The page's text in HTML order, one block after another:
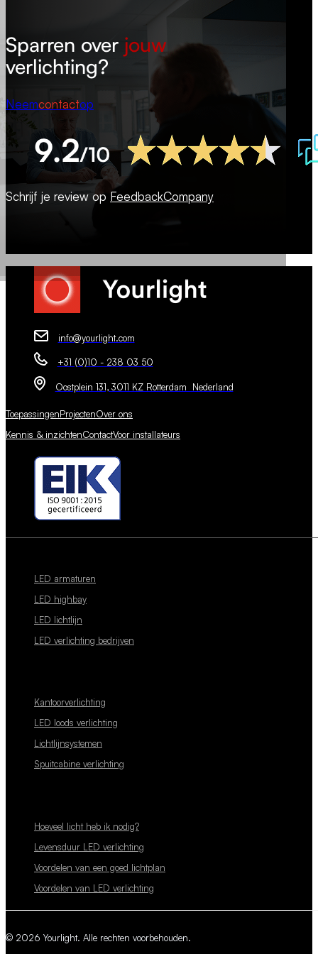
Sparren over jouw
verlichting?
Neemcontactop
Schrijf je review op FeedbackCompany
info@yourlight.com
+31 (0)10 - 238 03 50
Oostplein 131, 3011 KZ Rotterdam Nederland
ToepassingenProjectenOver ons
Kennis & inzichtenContactVoor installateurs
LED armaturen
LED highbay
LED lichtlijn
LED verlichting bedrijven
Kantoorverlichting
LED loods verlichting
Lichtlijnsystemen
Spuitcabine verlichting
Hoeveel licht heb ik nodig?
Levensduur LED verlichting
Voordelen van een goed lichtplan
Voordelen van LED verlichting
© 2026 Yourlight. Alle rechten voorbehouden.